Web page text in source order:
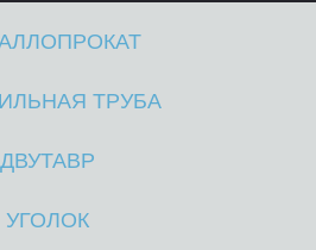
ТРУБА
ДВУТАВР
УГОЛОК